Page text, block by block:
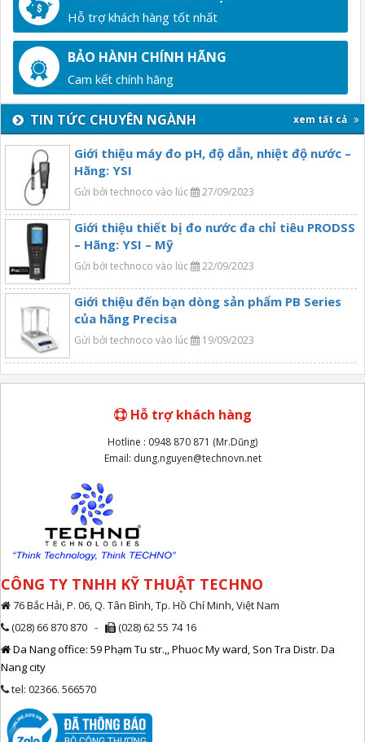
Hỗ trợ khách hàng tốt nhất
BẢO HÀNH CHÍNH HÃNG
Cam kết chính hãng
TIN TỨC CHUYÊN NGÀNH xem tất cả
Giới thiệu máy đo pH, độ dẫn, nhiệt độ nước –
Hãng: YSI
Gửi bởi technoco vào lúc 27/09/2023
Giới thiệu thiết bị đo nước đa chỉ tiêu PRODSS
– Hãng: YSI – Mỹ
Gửi bởi technoco vào lúc 22/09/2023
Giới thiệu đến bạn dòng sản phẩm PB Series
của hãng Precisa
Gửi bởi technoco vào lúc 19/09/2023
Hỗ trợ khách hàng
Hotline : 0948 870 871 (Mr.Dũng)
Email: dung.nguyen@technovn.net
CÔNG TY TNHH KỸ THUẬT TECHNO
76 Bắc Hải, P. 06, Q. Tân Bình, Tp. Hồ Chí Minh, Việt Nam
(028) 66 870 870 -
(028) 62 55 74 16
Da Nang office: 59 Phạm Tu str.,, Phuoc My ward, Son Tra Distr. Da
Nang city
tel: 02366. 566570